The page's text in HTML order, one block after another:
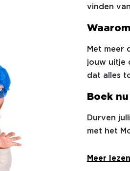
vinden
Met meer
jouw uitje
dat alles
Boek
Durven
met het
Meer lezen